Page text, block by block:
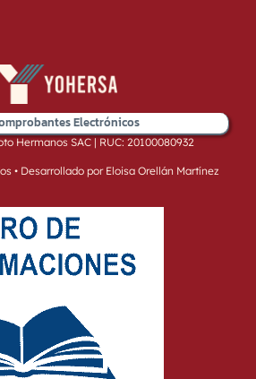
Electrónicos
Hermanos SAC | RUC: 20100080932
• Desarrollado por Eloisa Orellán Martínez